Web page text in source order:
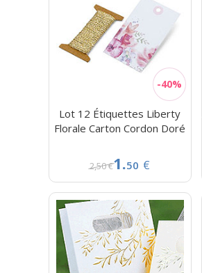
Lot 12 Étiquettes Liberty
Florale Carton Cordon Doré
2,50 €1.50 €